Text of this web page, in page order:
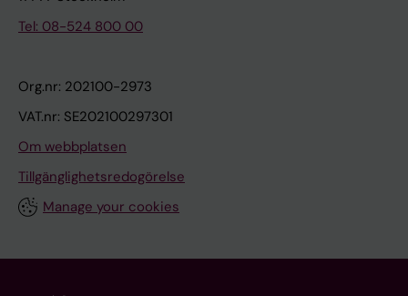
Tel: 08-524 800 00
Org.nr: 202100-2973
VAT.nr: SE202100297301
Om webbplatsen
Tillgänglighetsredogörelse
Manage your cookies